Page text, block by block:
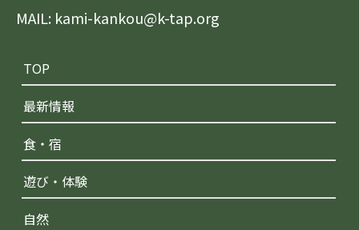
MAIL: kami-kankou@k-tap.org
TOP
最新情報
食・宿
遊び・体験
自然